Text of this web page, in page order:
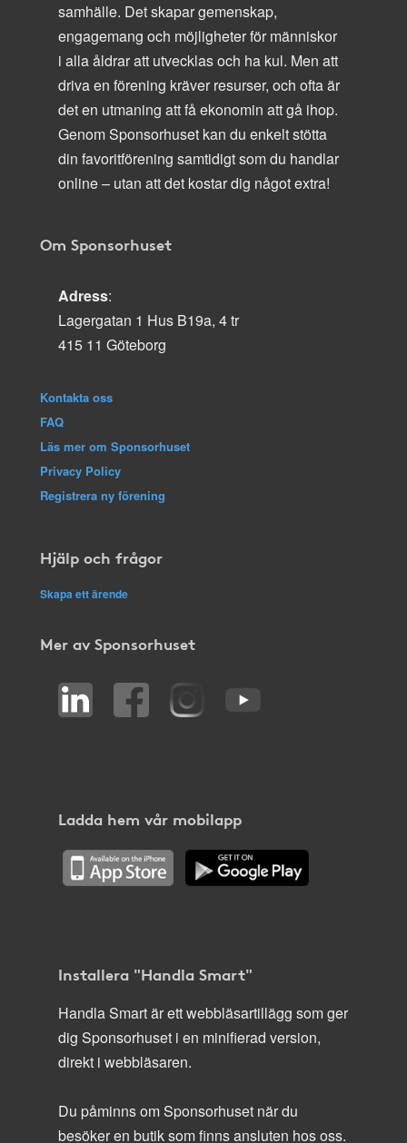
samhälle. Det skapar gemenskap,
engagemang och möjligheter för människor
i alla åldrar att utvecklas och ha kul. Men att
driva en förening kräver resurser, och ofta är
det en utmaning att få ekonomin att gå ihop.
Genom Sponsorhuset kan du enkelt stötta
din favoritförening samtidigt som du handlar
online – utan att det kostar dig något extra!
Om Sponsorhuset
Adress:
Lagergatan 1 Hus B19a, 4 tr
415 11 Göteborg
Kontakta oss
FAQ
Läs mer om Sponsorhuset
Privacy Policy
Registrera ny förening
Hjälp och frågor
Skapa ett ärende
Mer av Sponsorhuset
Ladda hem vår mobilapp
Installera "Handla Smart"
Handla Smart är ett webbläsartillägg som ger
dig Sponsorhuset i en minifierad version,
direkt i webbläsaren.
Du påminns om Sponsorhuset när du
besöker en butik som finns ansluten hos oss.